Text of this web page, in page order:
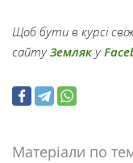
Щоб бути в курсі
сайтуЗемляку
Матеріали по